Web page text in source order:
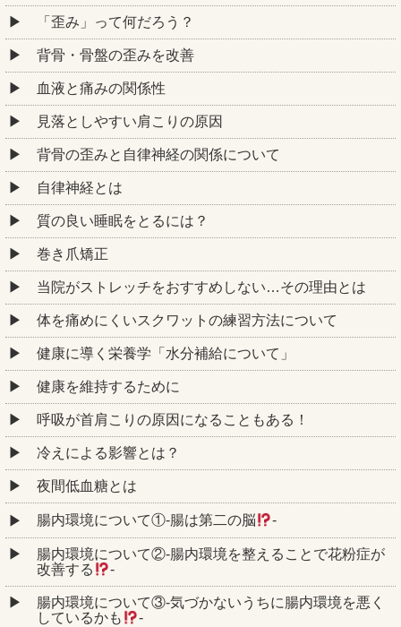
「歪み」って何だろう？
背骨・骨盤の歪みを改善
血液と痛みの関係性
見落としやすい肩こりの原因
背骨の歪みと自律神経の関係について
自律神経とは
質の良い睡眠をとるには？
巻き爪矯正
当院がストレッチをおすすめしない…その理由とは
体を痛めにくいスクワットの練習方法について
健康に導く栄養学「水分補給について」
健康を維持するために
呼吸が首肩こりの原因になることもある！
冷えによる影響とは？
夜間低血糖とは
腸内環境について①‐腸は第二の脳 ‐
腸内環境について②‐腸内環境を整えることで花粉症が
改善する
‐
腸内環境について③‐気づかないうちに腸内環境を悪く
しているかも
‐